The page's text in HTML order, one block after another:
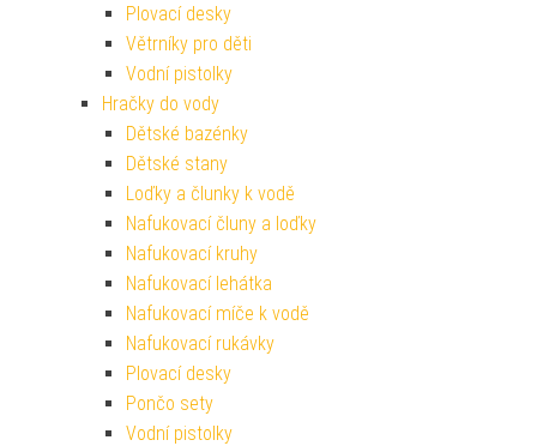
Plovací desky
Větrníky pro děti
Vodní pistolky
Hračky do vody
Dětské bazénky
Dětské stany
Loďky a člunky k vodě
Nafukovací čluny a loďky
Nafukovací kruhy
Nafukovací lehátka
Nafukovací míče k vodě
Nafukovací rukávky
Plovací desky
Pončo sety
Vodní pistolky